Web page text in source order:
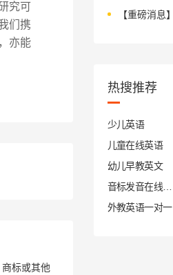
究可
们携
亦能
标或其他
热搜推荐
少儿英语
儿童在线英语
幼儿早教英文
外教英语一对一